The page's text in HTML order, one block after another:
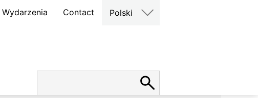
Wydarzenia Contact Polski